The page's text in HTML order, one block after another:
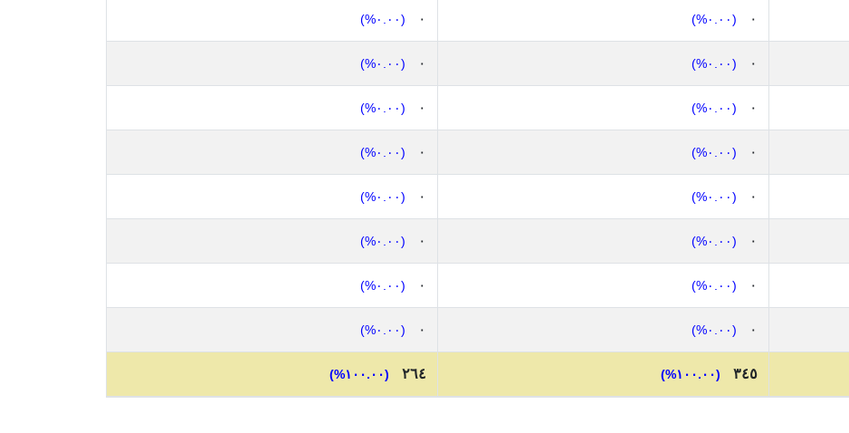
٠ (٠.٠٠%) ٠ (٠.٠٠%)
٠ (٠.٠٠%) ٠ (٠.٠٠%)
٠ (٠.٠٠%) ٠ (٠.٠٠%)
٠ (٠.٠٠%) ٠ (٠.٠٠%)
٠ (٠.٠٠%) ٠ (٠.٠٠%)
٠ (٠.٠٠%) ٠ (٠.٠٠%)
٠ (٠.٠٠%) ٠ (٠.٠٠%)
٠ (٠.٠٠%) ٠ (٠.٠٠%)
٣٤٥ (١٠٠.٠٠%) ٢٦٤ (١٠٠.٠٠%)